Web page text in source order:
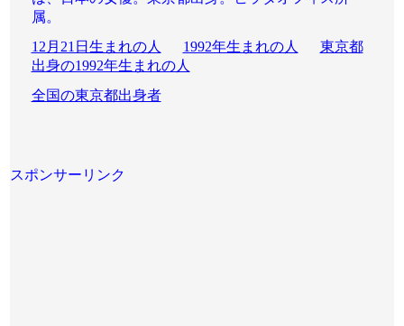
属。
12月21日生まれの人
1992年生まれの人
東京都
出身の1992年生まれの人
全国の東京都出身者
スポンサーリンク